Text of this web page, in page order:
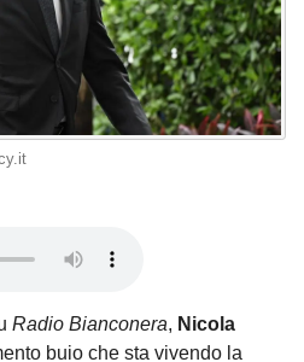
Radio Bianconera, Nicola
buio che sta vivendo la